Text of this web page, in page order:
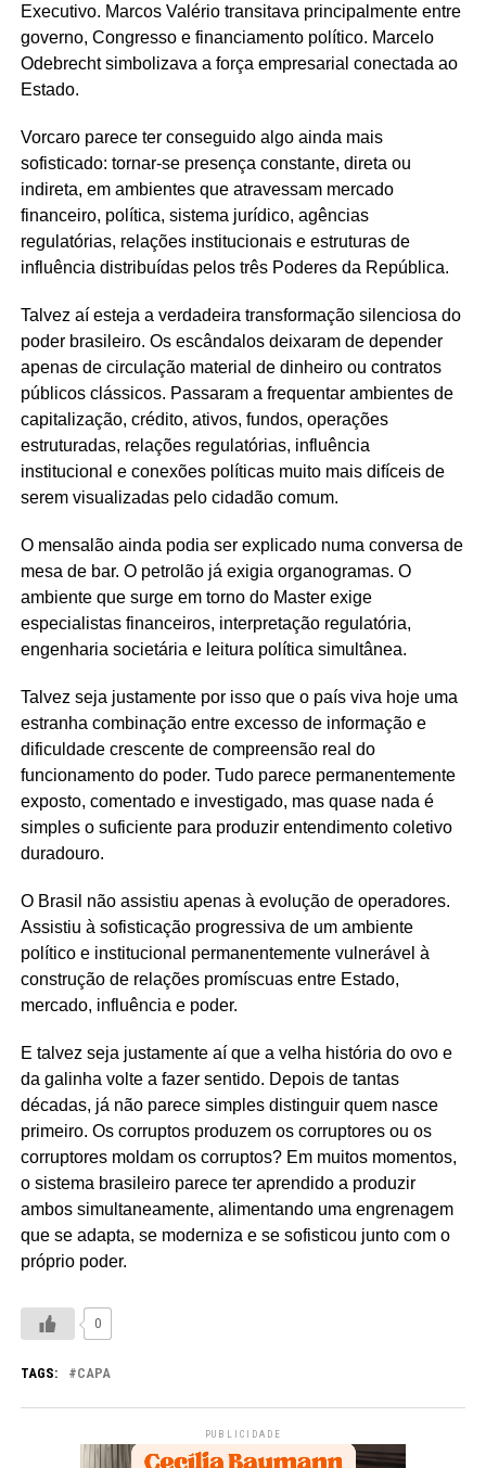
Executivo. Marcos Valério transitava principalmente entre
governo, Congresso e financiamento político. Marcelo
Odebrecht simbolizava a força empresarial conectada ao
Estado.
Vorcaro parece ter conseguido algo ainda mais
sofisticado: tornar-se presença constante, direta ou
indireta, em ambientes que atravessam mercado
financeiro, política, sistema jurídico, agências
regulatórias, relações institucionais e estruturas de
influência distribuídas pelos três Poderes da República.
Talvez aí esteja a verdadeira transformação silenciosa do
poder brasileiro. Os escândalos deixaram de depender
apenas de circulação material de dinheiro ou contratos
públicos clássicos. Passaram a frequentar ambientes de
capitalização, crédito, ativos, fundos, operações
estruturadas, relações regulatórias, influência
institucional e conexões políticas muito mais difíceis de
serem visualizadas pelo cidadão comum.
O mensalão ainda podia ser explicado numa conversa de
mesa de bar. O petrolão já exigia organogramas. O
ambiente que surge em torno do Master exige
especialistas financeiros, interpretação regulatória,
engenharia societária e leitura política simultânea.
Talvez seja justamente por isso que o país viva hoje uma
estranha combinação entre excesso de informação e
dificuldade crescente de compreensão real do
funcionamento do poder. Tudo parece permanentemente
exposto, comentado e investigado, mas quase nada é
simples o suficiente para produzir entendimento coletivo
duradouro.
O Brasil não assistiu apenas à evolução de operadores.
Assistiu à sofisticação progressiva de um ambiente
político e institucional permanentemente vulnerável à
construção de relações promíscuas entre Estado,
mercado, influência e poder.
E talvez seja justamente aí que a velha história do ovo e
da galinha volte a fazer sentido. Depois de tantas
décadas, já não parece simples distinguir quem nasce
primeiro. Os corruptos produzem os corruptores ou os
corruptores moldam os corruptos? Em muitos momentos,
o sistema brasileiro parece ter aprendido a produzir
ambos simultaneamente, alimentando uma engrenagem
que se adapta, se moderniza e se sofisticou junto com o
próprio poder.
0
TAGS: CAPA
PUBLICIDADE